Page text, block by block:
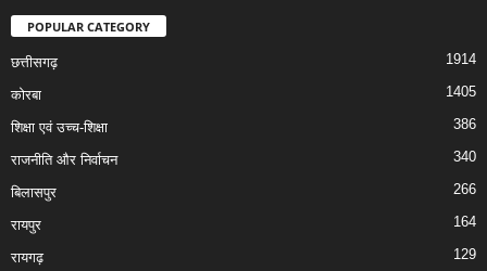
POPULAR CATEGORY
छत्तीसगढ़ 1914
कोरबा 1405
शिक्षा एवं उच्च-शिक्षा 386
राजनीति और निर्वाचन 340
बिलासपुर 266
रायपुर 164
रायगढ़ 129